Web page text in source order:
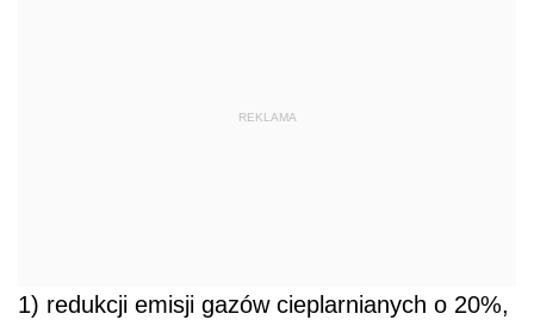
REKLAMA
1) redukcji emisji gazów cieplarnianych o 20%,